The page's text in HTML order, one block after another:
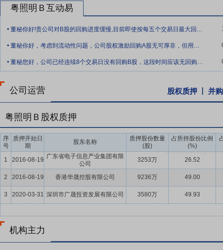
等奖、中国发明创业奖成果奖二等奖、中国轻工业联合会科技进步三
等众多领域形成了具有自主知识产权的技术壁垒，截至本报告期末，
级标准超250项。公司通过积极整合内外部资源，与清华大学、复旦
院和多个研发中心；近年来燎旺车灯加大研发投入，加快各类透镜模
百项，荣获了“国家知识产权示范企业”、“中国专利金奖”、“国家科
半导体功率器件、智能健康感测器件、车载LED器件、新型光电子器
的民族品牌，公司2024年被国家商务部等五部门认定为“中华老字号”
新高，最新品牌价值达475.07亿元，同比增长20.64%，创历史新高
设计、用户体验等方面的提升，公司重塑企业价值体系，提炼“技术佛
施立体传播策略，品牌宣传新形象，推出品牌全新IP形象“光小明”，
明从行业品牌向大众品牌转变，进一步让“老字号”焕发新活力。目前
公司销售持续增长的主要驱动力。燎旺车灯生产的“瞭望”牌车灯，严
形象和品牌知名度、美誉度不断提升。 （三）渠道优势 公司一直坚
洲等120多个国家及地区，并不断完善海外销售渠道。依托强大和完
沪乐电气是中国船舶照明行业的主要生产企业之一，与国内大型造船
专注于跑道助航灯等航空照明业务。燎旺车灯是中国汽车零部件灯具
粤照明Ｂ互动易
. 董秘你好!贵公司对B股的回购进度缓慢,目前即使按每五个交易日最大回购量100万股
. 董秘你好，考虑到流动性问题，公司股权激励回购A股无可厚非，但用于注销的部分建议选
. 董秘您好，公司已经连续8个交易日没有回购B股，这段时间应该无回购限制，如停止回购
公司运营 股权质押 并
粤照明Ｂ股权质押
序
号
质押开始日
期
股东名称
质押股份数量
(股)
占所持股份比例
(%)
1 2016-08-19 广东省电子信息产业集团有限
公司
3253万 26.52
2 2016-08-19 香港华晟控股有限公司 9236万 49.00
3 2020-03-31 深圳市广晟投资发展有限公司 3580万 49.93
机构主力